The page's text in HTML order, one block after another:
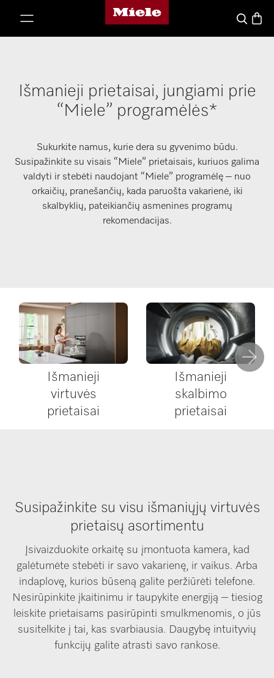
"Miele" pradžios tinklalapis
Paieška
Išmanieji prietaisai, jungiami prie
“Miele” programėlės*
Sukurkite namus, kurie dera su gyvenimo būdu.
Susipažinkite su visais “Miele” prietaisais, kuriuos galima
valdyti ir stebėti naudojant “Miele” programėlę – nuo
orkaičių, pranešančių, kada paruošta vakarienė, iki
skalbyklių, pateikiančių asmenines programų
rekomendacijas.
Išmanieji
virtuvės
prietaisai
Išmanieji
skalbimo
prietaisai
Susipažinkite su visu išmaniųjų virtuvės
prietaisų asortimentu
Įsivaizduokite orkaitę su įmontuota kamera, kad
galėtumėte stebėti ir savo vakarienę, ir vaikus. Arba
indaplovę, kurios būseną galite peržiūrėti telefone.
Nesirūpinkite įkaitinimu ir taupykite energiją – tiesiog
leiskite prietaisams pasirūpinti smulkmenomis, o jūs
susitelkite į tai, kas svarbiausia. Daugybę intuityvių
funkcijų galite atrasti savo rankose.